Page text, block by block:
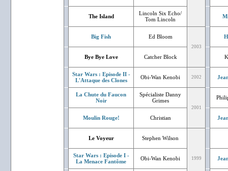
The Island
Lincoln Six Echo/
Tom Lincoln
Big Fish Ed Bloom
2003
Bye Bye Love Catcher Block
Star Wars : Episode II -
L'Attaque des Clones
Obi-Wan Kenobi 2002
La Chute du Faucon
Noir
Spécialiste Danny
Grimes
2001
Moulin Rouge! Christian
Le Voyeur Stephen Wilson
1999
Star Wars : Episode I -
La Menace Fantôme
Obi-Wan Kenobi